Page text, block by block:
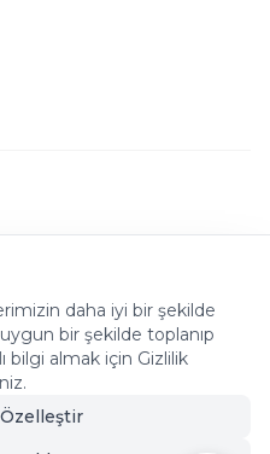
Safir sitesi 5/1 B Blok
daha iyi bir şekilde
bir şekilde toplanıp
bilgi almak için Gizlilik